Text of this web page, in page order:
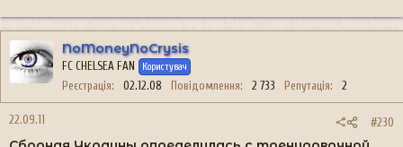
NoMoneyNoCrysis
FC CHELSEA FAN Користувач
Реєстрація 02.12.08 Повідомлення 2 733 Репутація 2
22.09.11 #230